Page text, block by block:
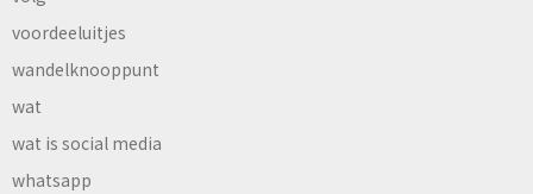
voordeeluitjes
wandelknooppunt
wat
wat is social media
whatsapp